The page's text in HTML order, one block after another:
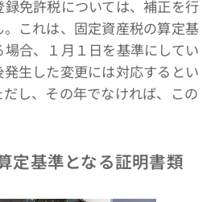
免許税については、補正を行
これは、固定資産税の算定基
合、１月１日を基準にしてい
生した変更には対応するとい
し、その年でなければ、この
定基準となる証明書類